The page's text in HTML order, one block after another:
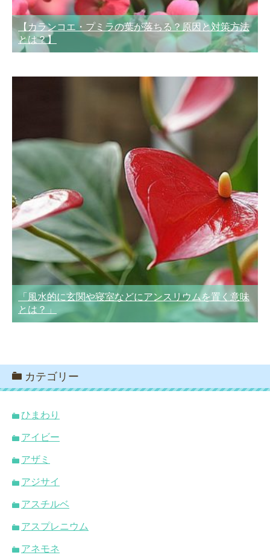
【カランコエ・プミラの葉が落ちる？原因と対策方法
とは？】
「風水的に玄関や寝室などにアンスリウムを置く意味
とは？」
カテゴリー
ひまわり
アイビー
アザミ
アジサイ
アスチルベ
アスプレニウム
アネモネ